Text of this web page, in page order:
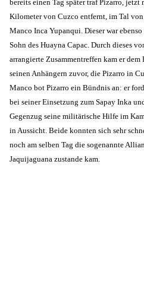
bereits einen Tag später traf Pizarro, jetzt
Kilometer von Cuzco entfernt, im Tal
Manco Inca Yupanqui. Dieser war
Sohn des Huayna Capac. Durch dieses
arrangierte Zusammentreffen kam er
seinen Anhängern zuvor, die Pizarro in
Manco bot Pizarro ein Bündnis an: er
bei seiner Einsetzung zum Sapay Inka
Gegenzug seine militärische Hilfe im
in Aussicht. Beide konnten sich sehr
noch am selben Tag die sogenannte
Jaquijaguana zustande kam.